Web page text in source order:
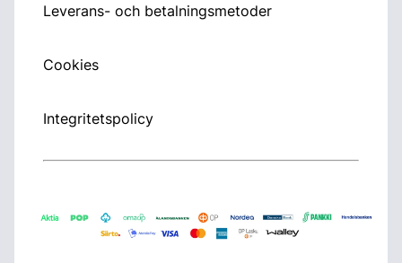
Leverans- och betalningsmetoder
Cookies
Integritetspolicy